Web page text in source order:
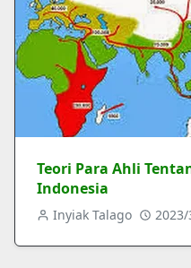
Teori Para Ahli
Indonesia
Inyiak Talago